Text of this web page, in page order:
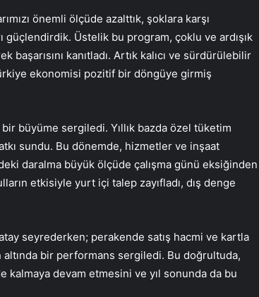
önemli ölçüde azalttık, şoklara karşı
güçlendirdik. Üstelik bu program, çoklu ve ardışık
kanıtladı. Artık kalıcı ve sürdürülebilir
ekonomisi pozitif bir döngüye girmiş
bir büyüme sergiledi. Yıllık bazda özel tüketim
sundu. Bu dönemde, hizmetler ve inşaat
daralma büyük ölçüde çalışma günü eksiğinden
etkisiyle yurt içi talep zayıfladı, dış denge
seyrederken; perakende satış hacmi ve kartla
bir performans sergiledi. Bu doğrultuda,
kalmaya devam etmesini ve yıl sonunda da bu